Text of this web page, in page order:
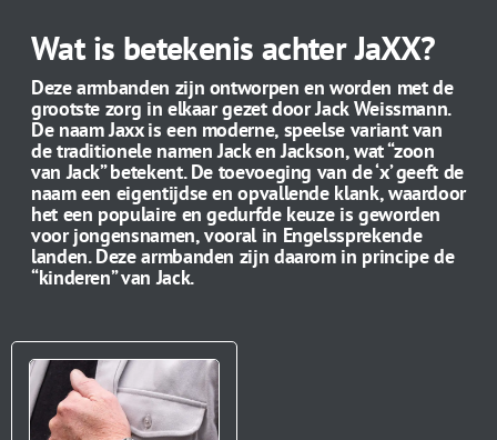
Wat is betekenis achter JaXX?
Deze armbanden zijn ontworpen en worden met de
grootste zorg in elkaar gezet door Jack Weissmann.
De naam Jaxx is een moderne, speelse variant van
de traditionele namen Jack en Jackson, wat “zoon
van Jack” betekent. De toevoeging van de ‘x’ geeft de
naam een eigentijdse en opvallende klank, waardoor
het een populaire en gedurfde keuze is geworden
voor jongensnamen, vooral in Engelssprekende
landen. Deze armbanden zijn daarom in principe de
“kinderen” van Jack.